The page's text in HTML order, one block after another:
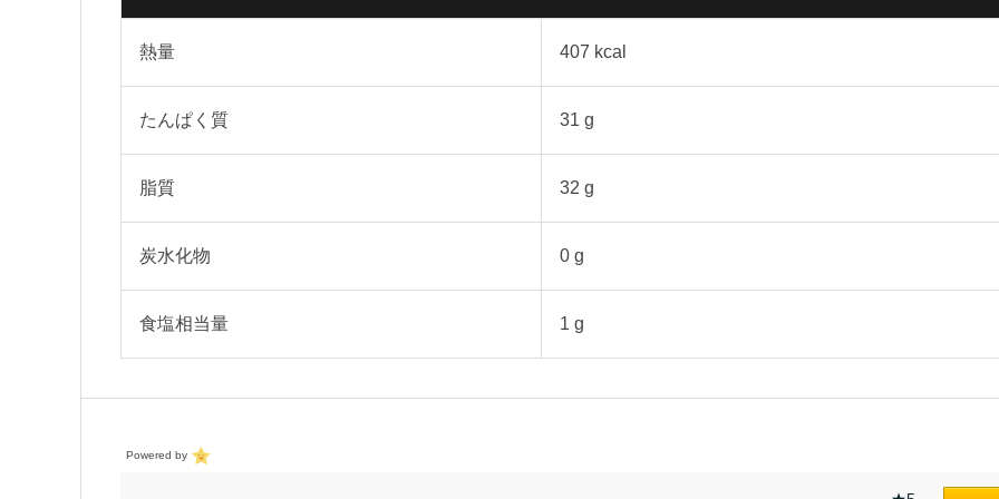
熱量 407 kcal
たんぱく質 31 g
脂質 32 g
炭水化物 0 g
食塩相当量 1 g
Powered by